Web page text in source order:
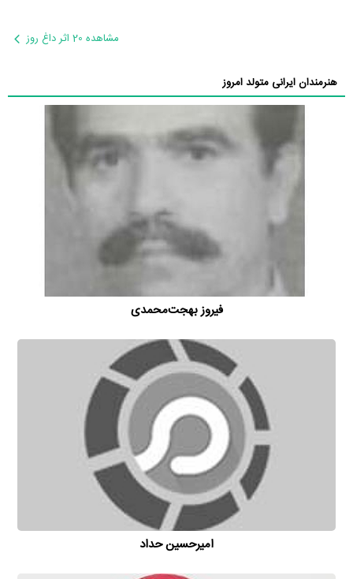
مشاهده 20 اثر داغ روز
هنرمندان ایرانی متولد امروز
فیروز بهجت‌محمدی
امیر‌حسین حداد